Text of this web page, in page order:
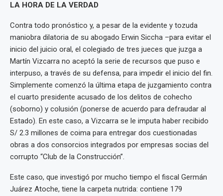
LA HORA DE LA VERDAD
Contra todo pronóstico y, a pesar de la evidente y tozuda
maniobra dilatoria de su abogado Erwin Siccha –para evitar el
inicio del juicio oral, el colegiado de tres jueces que juzga a
Martín Vizcarra no aceptó la serie de recursos que puso e
interpuso, a través de su defensa, para impedir el inicio del fin.
Simplemente comenzó la última etapa de juzgamiento contra
el cuarto presidente acusado de los delitos de cohecho
(soborno) y colusión (ponerse de acuerdo para defraudar al
Estado). En este caso, a Vizcarra se le imputa haber recibido
S/ 2.3 millones de coima para entregar dos cuestionadas
obras a dos consorcios integrados por empresas socias del
corrupto “Club de la Construcción”.
Este caso, que investigó por mucho tiempo el fiscal Germán
Juárez Atoche, tiene la carpeta nutrida: contiene 179